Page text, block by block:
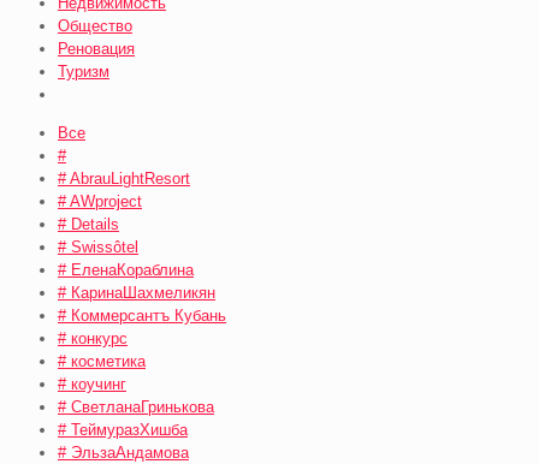
Общество
Реновация
Туризм
Все
#
# AbrauLightResort
# AWproject
# Details
# Swissôtel
# ЕленаКораблина
# КаринаШахмеликян
# Коммерсантъ Кубань
# конкурс
# косметика
# коучинг
# СветланаГринькова
# ТеймуразХишба
# ЭльзаАндамова